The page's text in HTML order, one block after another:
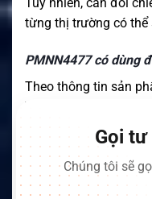
từng thị trường có thể
PMNN4477 có dùng
Theo thông tin sản
T800. Người mua nên
pin cũ để xác nhận
Dung lượng và điện
Pin có dung lượng
Gọi
Chúng tôi sẽ